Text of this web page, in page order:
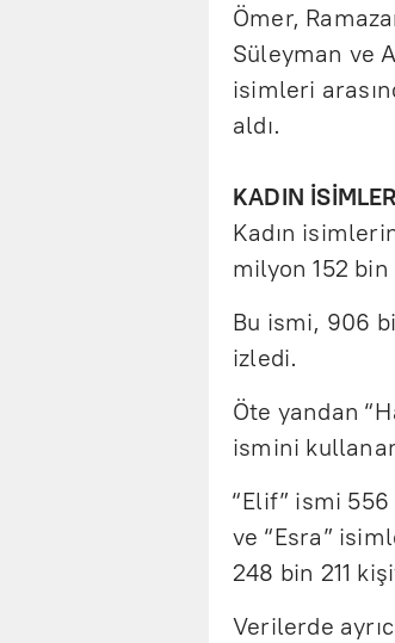
Ömer,
Süleyman ve
isimleri
aldı.
KADIN
Kadın
milyon 152 bin
Bu ismi, 906
izledi.
Öte yandan
ismini
“Elif” ismi
ve “Esra”
248 bin 211
Verilerde